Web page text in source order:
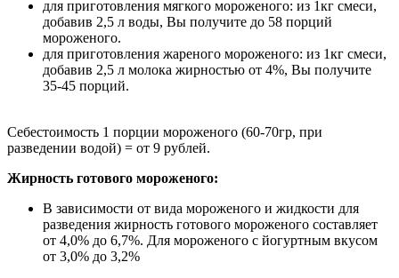
для приготовления мягкого мороженого: из 1кг смеси,
добавив 2,5 л воды, Вы получите до 58 порций
мороженого.
для приготовления жареного мороженого: из 1кг смеси,
добавив 2,5 л молока жирностью от 4%, Вы получите
35-45 порций.
Себестоимость 1 порции мороженого (60-70гр, при
разведении водой) = от 9 рублей.
Жирность готового мороженого:
В зависимости от вида мороженого и жидкости для
разведения жирность готового мороженого составляет
от 4,0% до 6,7%. Для мороженого с йогуртным вкусом
от 3,0% до 3,2%